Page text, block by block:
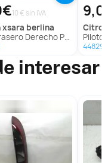
10 € sin IVA
xsara berlina
Para Citroen Xsara Berlina
Piloto
interesar